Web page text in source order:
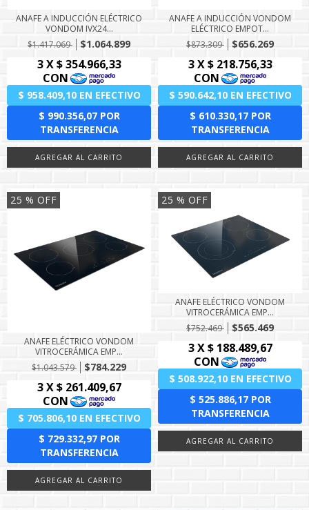
ANAFE A INDUCCIÓN ELÉCTRICO
VONDOM IVX24...
$1.417.069
$1.064.899
ANAFE A INDUCCIÓN VONDOM
ELÉCTRICO EMPOT...
$873.309
$656.269
25 % OFF
ANAFE ELÉCTRICO VONDOM
VITROCERÁMICA EMP...
$1.043.579
$784.229
25 % OFF
ANAFE ELÉCTRICO VONDOM
VITROCERÁMICA EMP...
$752.469
$565.469